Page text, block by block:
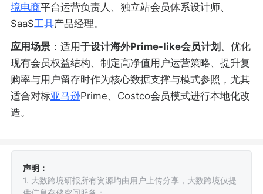
境电商平台运营负责人、独立站会员体系设计师、
SaaS工具产品经理。
应用场景：适用于设计海外Prime-like会员计划 、优化
现有会员权益结构、制定高净值用户运营策略、提升复
购率与用户留存时作为核心数据支撑与模式参照，尤其
适合对标亚马逊Prime、Costco会员模式进行本地化改
造。
声明：
1. 大数跨境研报所有资源均由用户上传分享，大数跨境仅提